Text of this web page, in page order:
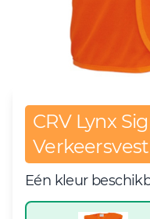
CRV Lynx
Eén kleur